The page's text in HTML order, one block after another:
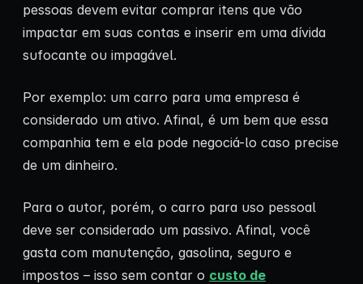
pessoas devem evitar comprar itens que vão
impactar em suas contas e inserir em uma dívida
sufocante ou impagável.
Por exemplo: um carro para uma empresa é
considerado um ativo. Afinal, é um bem que essa
companhia tem e ela pode negociá-lo caso precise
de um dinheiro.
Para o autor, porém, o carro para uso pessoal
deve ser considerado um passivo. Afinal, você
gasta com manutenção, gasolina, seguro e
impostos – isso sem contar o custo de